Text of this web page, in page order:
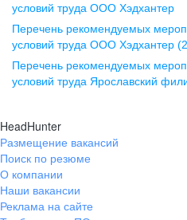
ул. Спартаковская, д. 2А, этаж 3,
помещение 15
+7 843 212-12-50
Екатеринбург
ул. Боевых Дружин, стр. 20,
+7 343 226-79-99
условий труда ООО Хэдхантер
Перечень рекомендуемых
условий труда ООО Хэдхантер
Перечень рекомендуемых
условий труда Ярославский
HeadHunter
Размещение вакансий
Поиск по резюме
О компании
Наши вакансии
Реклама на сайте